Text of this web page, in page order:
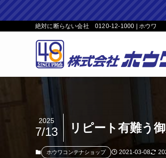
絶対に断らない会社 0120-12-1000 | ホウワ
リピート有難う
2025
7/13
ホウワコンテナショップ 2021-03-08